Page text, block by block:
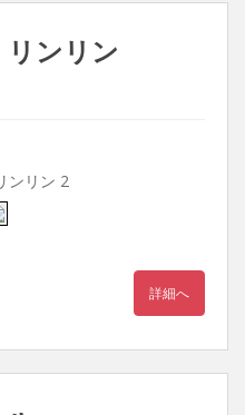
ンリン
ンリン 2
詳細へ